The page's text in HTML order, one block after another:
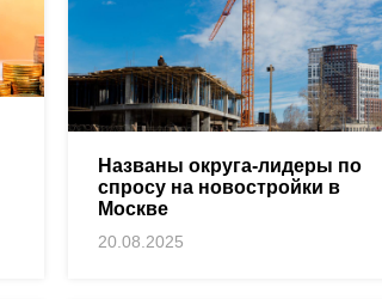
Названы округа-лидеры по
спросу на новостройки в
Москве
20.08.2025